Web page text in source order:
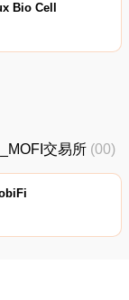
Bio Cell
交易所 (00)